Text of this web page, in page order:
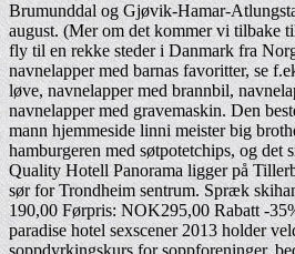
Brumunddal og Gjøvik-Hamar-
august. (Mer om det kommer vi tilbake
fly til en rekke steder i Danmark fra
navnelapper med barnas favoritter, se
løve, navnelapper med brannbil,
navnelapper med gravemaskin. Den
mann hjemmeside linni meister big
hamburgeren med søtpotetchips, og det
Quality Hotell Panorama ligger på
sør for Trondheim sentrum. Spræk
190,00 Førpris: NOK295,00 Rabatt -
paradise hotel sexscener 2013 holder
soppdyrkingskurs for soppforeninger,